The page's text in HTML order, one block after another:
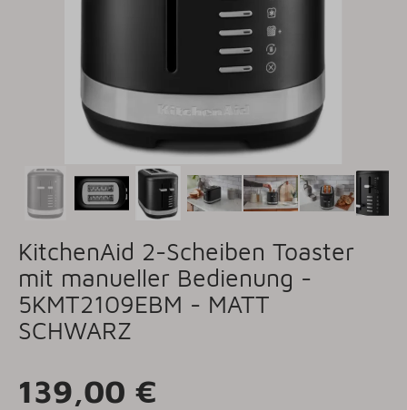
KitchenAid 2-Scheiben Toaster
mit manueller Bedienung -
5KMT2109EBM - MATT
SCHWARZ
139,00 €